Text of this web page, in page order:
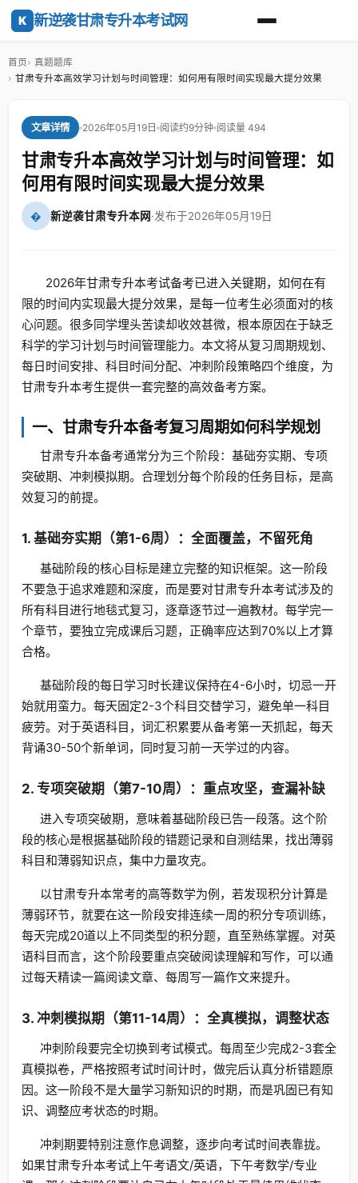
K 新逆袭甘肃专升本考试网
首页
真题题库
甘肃专升本高效学习计划与时间管理：如何用有限时间实现最大提分效果
文章详情 2026年05月19日 阅读约9分钟 阅读量 494
甘肃专升本高效学习计划与时间管理：如
何用有限时间实现最大提分效果
� 新逆袭甘肃专升本网·发布于2026年05月19日
2026年甘肃专升本考试备考已进入关键期，如何在有
限的时间内实现最大提分效果，是每一位考生必须面对的核
心问题。很多同学埋头苦读却收效甚微，根本原因在于缺乏
科学的学习计划与时间管理能力。本文将从复习周期规划、
每日时间安排、科目时间分配、冲刺阶段策略四个维度，为
甘肃专升本考生提供一套完整的高效备考方案。
一、甘肃专升本备考复习周期如何科学规划
甘肃专升本备考通常分为三个阶段：基础夯实期、专项
突破期、冲刺模拟期。合理划分每个阶段的任务目标，是高
效复习的前提。
1. 基础夯实期（第1-6周）：全面覆盖，不留死角
基础阶段的核心目标是建立完整的知识框架。这一阶段
不要急于追求难题和深度，而是要对甘肃专升本考试涉及的
所有科目进行地毯式复习，逐章逐节过一遍教材。每学完一
个章节，要独立完成课后习题，正确率应达到70%以上才算
合格。
基础阶段的每日学习时长建议保持在4-6小时，切忌一开
始就用蛮力。每天固定2-3个科目交替学习，避免单一科目
疲劳。对于英语科目，词汇积累要从备考第一天抓起，每天
背诵30-50个新单词，同时复习前一天学过的内容。
2. 专项突破期（第7-10周）：重点攻坚，查漏补缺
进入专项突破期，意味着基础阶段已告一段落。这个阶
段的核心是根据基础阶段的错题记录和自测结果，找出薄弱
科目和薄弱知识点，集中力量攻克。
以甘肃专升本常考的高等数学为例，若发现积分计算是
薄弱环节，就要在这一阶段安排连续一周的积分专项训练，
每天完成20道以上不同类型的积分题，直至熟练掌握。对英
语科目而言，这个阶段要重点突破阅读理解和写作，可以通
过每天精读一篇阅读文章、每周写一篇作文来提升。
3. 冲刺模拟期（第11-14周）：全真模拟，调整状态
冲刺阶段要完全切换到考试模式。每周至少完成2-3套全
真模拟卷，严格按照考试时间计时，做完后认真分析错题原
因。这一阶段不是大量学习新知识的时期，而是巩固已有知
识、调整应考状态的时期。
冲刺期要特别注意作息调整，逐步向考试时间表靠拢。
如果甘肃专升本考试上午考语文/英语，下午考数学/专业